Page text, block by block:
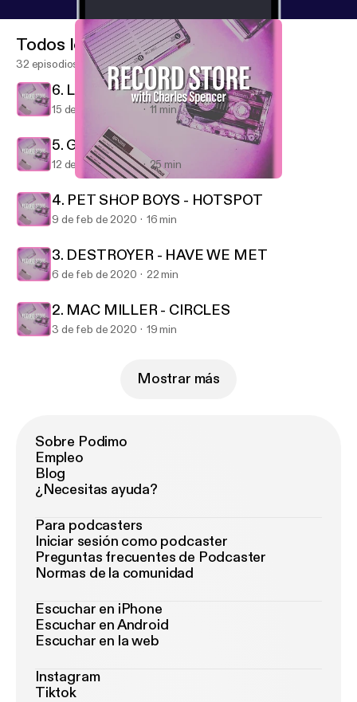
Record Store
Todos los episodios
32 episodios
6. LA ROUX - SUPERVISION
15 de feb de 2020 11 min
5. GREEN DAY - FATHER OF ALL...
12 de feb de 2020 25 min
4. PET SHOP BOYS - HOTSPOT
9 de feb de 2020 16 min
3. DESTROYER - HAVE WE MET
6 de feb de 2020 22 min
2. MAC MILLER - CIRCLES
3 de feb de 2020 19 min
Mostrar más
Sobre Podimo
Empleo
Blog
¿Necesitas ayuda?
Para podcasters
Iniciar sesión como podcaster
Preguntas frecuentes de Podcaster
Normas de la comunidad
Escuchar en iPhone
Escuchar en Android
Escuchar en la web
Instagram
Tiktok